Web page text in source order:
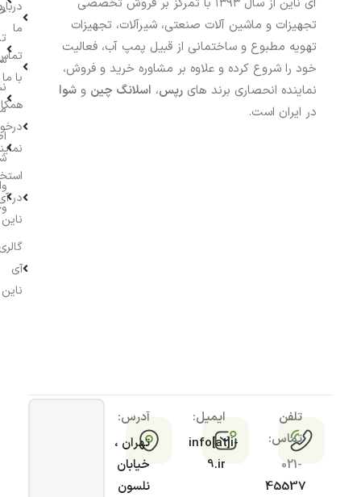
تجهیزات و ماشین آلات صنعتی، شیرآلات، تجهیزات
تهویه مطبوع و ساختمانی از قبیل پمپ آب، فعالیت
خود را شروع کرده و علاوه بر مشاوره خرید و فروش،
نماینده انحصاری برند های رپس، اسلانگ چین و شوا
در ایران است.
ما
با ما
در
ناین
آی
ناین
تلفن
تماس:
021-
45537
ایمیل:
info[at]i-
9.ir
آدرس:
تهران ،
خیابان
نلسون